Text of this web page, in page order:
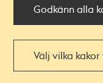
Godkänn alla
Välj vilka